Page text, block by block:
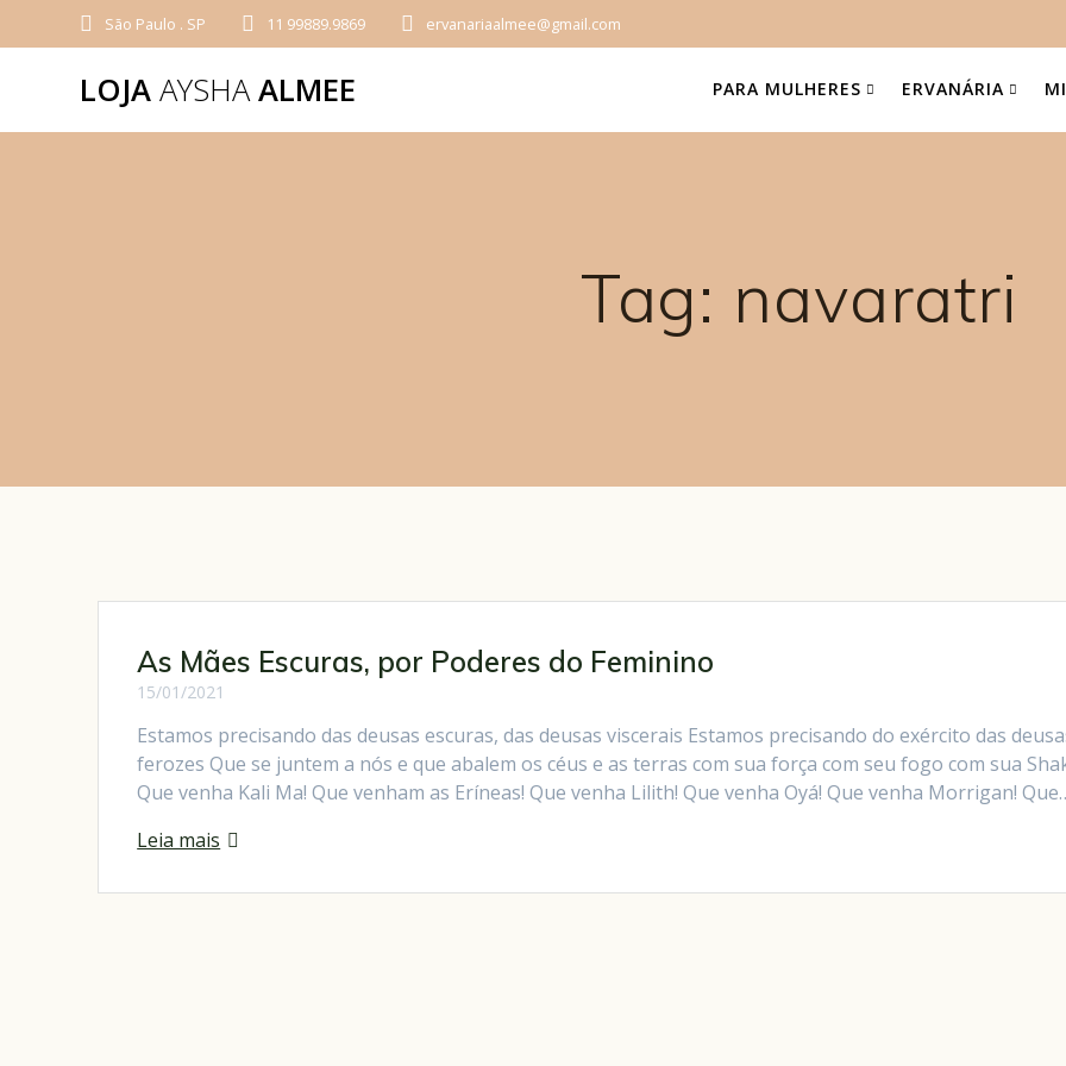
São Paulo . SP 11 99889.9869 ervanariaalmee@gmail.com
LOJA AYSHAALMEE PARA MULHERES ERVANÁRIA
Tag: navaratri
As Mães Escuras, por Poderes do Feminino
15/01/2021
Estamos precisando das deusas escuras, das deusas viscerais Estamos precisando do exército das
ferozes Que se juntem a nós e que abalem os céus e as terras com sua força com seu fogo com sua
Que venha Kali Ma! Que venham as Eríneas! Que venha Lilith! Que venha Oyá! Que venha Morrigan!
Leia mais